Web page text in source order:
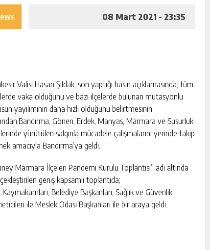
08 Mart 2021 - 23:35
Valisi Hasan Şıldak, son yaptığı basın açıklamasında; tüm
vaka olduğunu ve bazı ilçelerde bulunan mutasyonlu
yayılımının daha hızlı olduğunu belirtmesinin
Gönen, Erdek, Manyas, Marmara ve Susurluk
yürütülen salgınla mücadele çalışmalarını yerinde takip
amacıyla Bandırma’ya geldi.
Marmara İlçeleri Pandemi Kurulu Toplantısı” adı altında
geniş kapsamlı toplantıda;
Kaymakamları, Belediye Başkanları, Sağlık ve Güvenlik
ile Meslek Odası Başkanları ile bir araya geldi.